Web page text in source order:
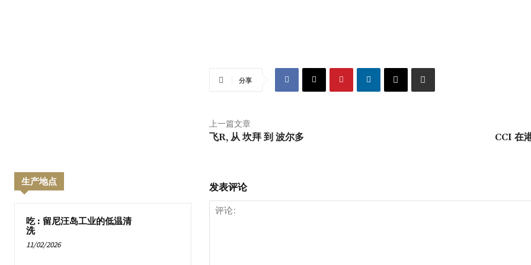
分享
上一篇文章
飞R, 从 坎拜 到 波尔多 CCI 在
生产地点
吃 : 留尼汪岛工业的低温清
洗
11/02/2026
发表评论